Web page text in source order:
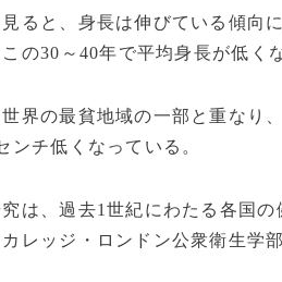
ると、身長は伸びている傾向
の30～40年で平均身長が低く
界の最貧地域の一部と重なり
ンチ低くなっている。
究は、過去1世紀にわたる各国
レッジ・ロンドン公衆衛生学